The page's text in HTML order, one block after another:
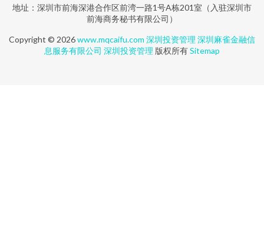
地址：深圳市前海深港合作区前湾一路1号A栋201室（入驻深圳市
前海商务秘书有限公司）
Copyright © 2026www.mqcaifu.com 深圳投资管理 深圳麻雀金融信
息服务有限公司 深圳投资管理 版权所有Sitemap